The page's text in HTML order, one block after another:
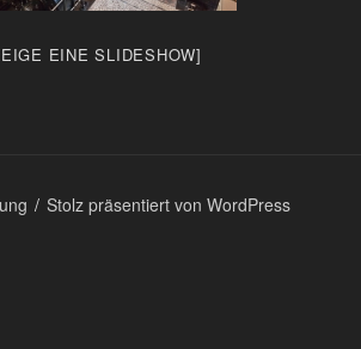
EINE SLIDESHOW]
Stolz präsentiert von WordPress